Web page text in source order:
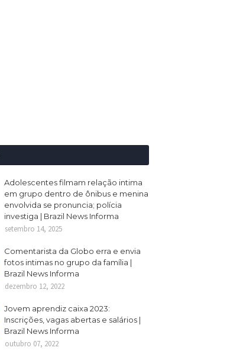
Adolescentes filmam relação intima
em grupo dentro de ônibus e menina
envolvida se pronuncia; polícia
investiga | Brazil News Informa
setembro 14, 2025
Comentarista da Globo erra e envia
fotos intimas no grupo da família |
Brazil News Informa
dezembro 12, 2022
Jovem aprendiz caixa 2023:
Inscrições, vagas abertas e salários |
Brazil News Informa
outubro 07, 2022